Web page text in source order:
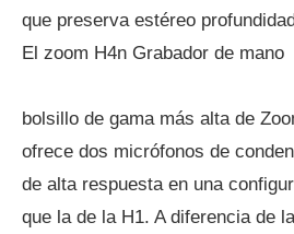
que preserva estéreo
El zoom H4n Grabador de mano
bolsillo de gama más alta de
ofrece dos micrófonos de
de alta respuesta en una
que la de la H1. A diferencia de